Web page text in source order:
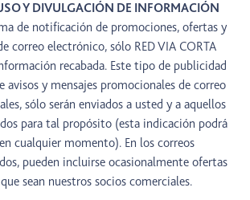
Y DIVULGACIÓN DE INFORMACIÓN
de notificación de promociones, ofertas y
correo electrónico, sólo RED VIA CORTA
recabada. Este tipo de publicidad
avisos y mensajes promocionales de correo
sólo serán enviados a usted y a aquellos
para tal propósito (esta indicación podrá
cualquier momento). En los correos
pueden incluirse ocasionalmente ofertas
sean nuestros socios comerciales.